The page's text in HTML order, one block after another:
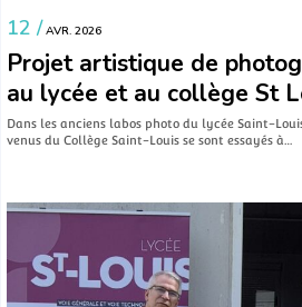
12 / AVR. 2026
Projet artistique de
au lycée et au collège St
Dans les anciens labos photo du lycée Saint-
venus du Collège Saint-Louis se sont essayés à…